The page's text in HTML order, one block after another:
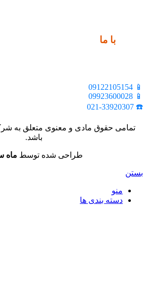
با ما
📱 09122105154
📱 09923600028
☎️ 021-33920307
تمامی حقوق مادی و معنوی متعلق به
باشد.
طراحی شده توسط ماه
بستن
منو
دسته بندی ها